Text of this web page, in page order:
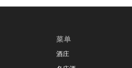
菜单
酒庄